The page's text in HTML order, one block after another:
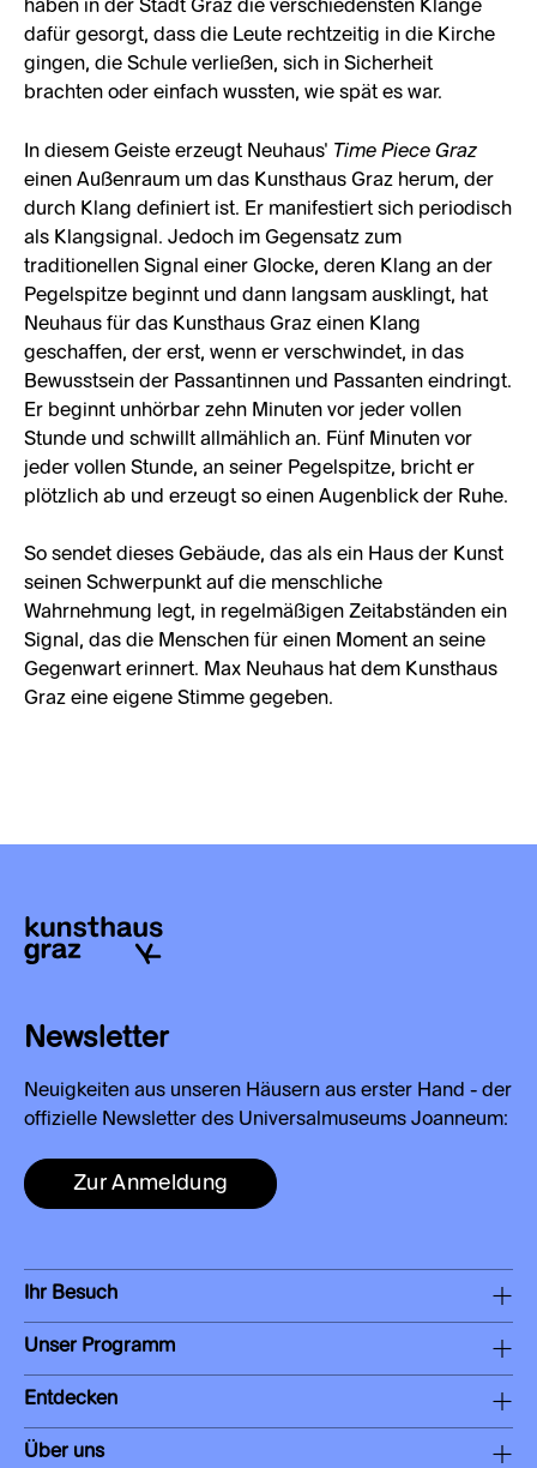
haben in der Stadt Graz die verschiedensten Klänge
dafür gesorgt, dass die Leute rechtzeitig in die Kirche
gingen, die Schule verließen, sich in Sicherheit
brachten oder einfach wussten, wie spät es war.
In diesem Geiste erzeugt Neuhaus’ Time Piece Graz
einen Außenraum um das Kunsthaus Graz herum, der
durch Klang definiert ist. Er manifestiert sich periodisch
als Klangsignal. Jedoch im Gegensatz zum
traditionellen Signal einer Glocke, deren Klang an der
Pegelspitze beginnt und dann langsam ausklingt, hat
Neuhaus für das Kunsthaus Graz einen Klang
geschaffen, der erst, wenn er verschwindet, in das
Bewusstsein der Passantinnen und Passanten eindringt.
Er beginnt unhörbar zehn Minuten vor jeder vollen
Stunde und schwillt allmählich an. Fünf Minuten vor
jeder vollen Stunde, an seiner Pegelspitze, bricht er
plötzlich ab und erzeugt so einen Augenblick der Ruhe.
So sendet dieses Gebäude, das als ein Haus der Kunst
seinen Schwerpunkt auf die menschliche
Wahrnehmung legt, in regelmäßigen Zeitabständen ein
Signal, das die Menschen für einen Moment an seine
Gegenwart erinnert. Max Neuhaus hat dem Kunsthaus
Graz eine eigene Stimme gegeben.
Newsletter
Neuigkeiten aus unseren Häusern aus erster Hand - der
offizielle Newsletter des Universalmuseums Joanneum:
Zur Anmeldung
Ihr Besuch
Unser Programm
Entdecken
Über uns